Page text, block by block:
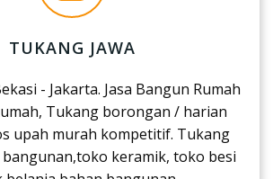
TUKANG JAWA
- Jakarta. Jasa Bangun Rumah
Tukang borongan / harian
upah murah kompetitif. Tukang
keramik, toko besi